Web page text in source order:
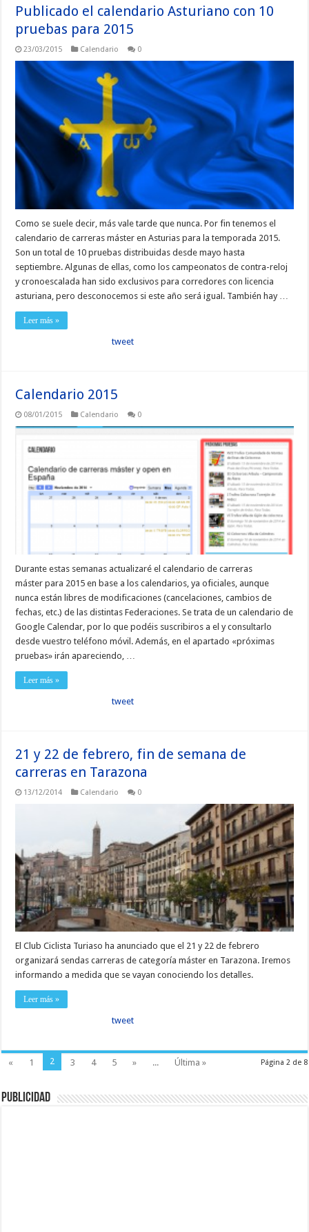
Publicado el calendario Asturiano con 10
pruebas para 2015
23/03/2015 Calendario 0
Como se suele decir, más vale tarde que nunca. Por fin tenemos el
calendario de carreras máster en Asturias para la temporada 2015.
Son un total de 10 pruebas distribuidas desde mayo hasta
septiembre. Algunas de ellas, como los campeonatos de contra-reloj
y cronoescalada han sido exclusivos para corredores con licencia
asturiana, pero desconocemos si este año será igual. También hay …
Leer más »
tweet
Calendario 2015
08/01/2015 Calendario 0
Durante estas semanas actualizaré el calendario de carreras
máster para 2015 en base a los calendarios, ya oficiales, aunque
nunca están libres de modificaciones (cancelaciones, cambios de
fechas, etc.) de las distintas Federaciones. Se trata de un calendario de
Google Calendar, por lo que podéis suscribiros a el y consultarlo
desde vuestro teléfono móvil. Además, en el apartado «próximas
pruebas» irán apareciendo, …
Leer más »
tweet
21 y 22 de febrero, fin de semana de
carreras en Tarazona
13/12/2014 Calendario 0
El Club Ciclista Turiaso ha anunciado que el 21 y 22 de febrero
organizará sendas carreras de categoría máster en Tarazona. Iremos
informando a medida que se vayan conociendo los detalles.
Leer más »
tweet
Página 2 de 8
« 1 2 3 4 5 » ... Última »
Publicidad